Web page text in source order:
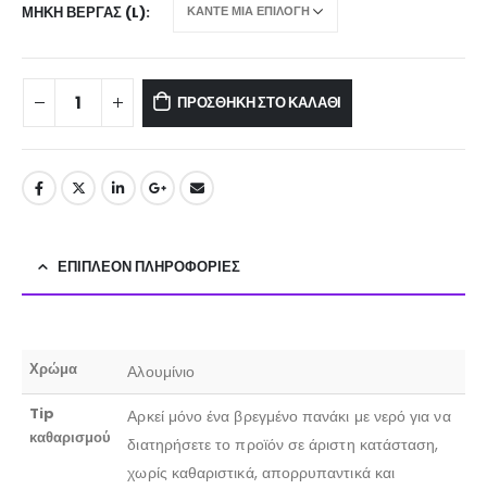
ΜΉΚΗ ΒΈΡΓΑΣ (L)
ΠΡΟΣΘΉΚΗ ΣΤΟ ΚΑΛΆΘΙ
ΕΠΙΠΛΈΟΝ ΠΛΗΡΟΦΟΡΊΕΣ
Χρώμα Αλουμίνιο
Tip
καθαρισμού
Αρκεί μόνο ένα βρεγμένο πανάκι με νερό για να
διατηρήσετε το προϊόν σε άριστη κατάσταση,
χωρίς καθαριστικά, απορρυπαντικά και